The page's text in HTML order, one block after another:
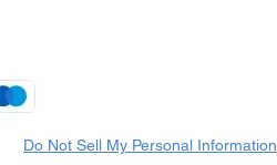
Do Not Sell My Personal Information